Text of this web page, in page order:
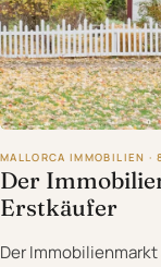
MALLORCA IMMOBILIEN ·
Der
Erstkäufer
Der